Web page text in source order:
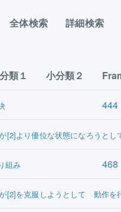
全体検索 詳細検索
類１ 小分類２
444
[2]より優位な状態になろうと
組み 468
[2]を克服しようとして 動作を